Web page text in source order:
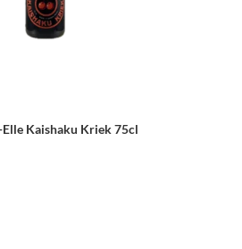
Kaishaku Kriek 75cl